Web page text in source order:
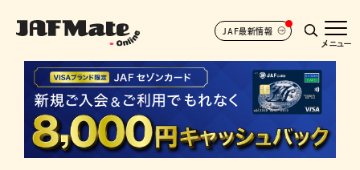
JAF最新情報
メニュー